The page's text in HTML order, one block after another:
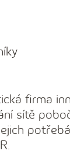
firma
sítě